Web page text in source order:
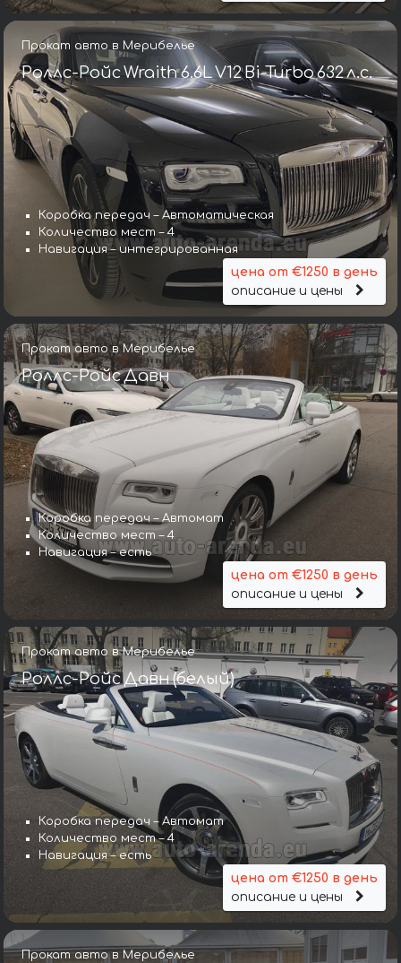
Прокат авто в Мерибелье
Роллс-Ройс Wraith 6.6L V12 Bi-Turbo 632 л.с.
Коробка передач – Автоматическая
Количество мест – 4
Навигация – интегрированная
цена от €1250 в день
описание и цены
Прокат авто в Мерибелье
Роллс-Ройс Давн
Коробка передач – Автомат
Количество мест – 4
Навигация – есть
цена от €1250 в день
описание и цены
Прокат авто в Мерибелье
Роллс-Ройс Давн (белый)
Коробка передач – Автомат
Количество мест – 4
Навигация – есть
цена от €1250 в день
описание и цены
Прокат авто в Мерибелье